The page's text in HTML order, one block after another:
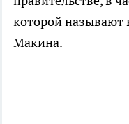
которой называют
Макина.